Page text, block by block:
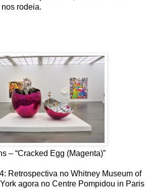
rodeia.
– “Cracked Egg (Magenta)”
Retrospectiva no Whitney Museum of
agora no Centre Pompidou in Paris